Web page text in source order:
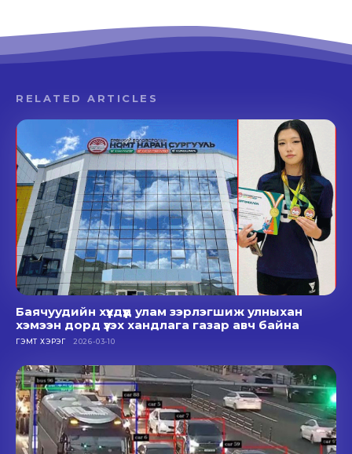
RELATED ARTICLES
Баячуудийн хүүхдүүд улам зэрлэгшиж улныхан
хэмээн дорд үзэх хандлага газар авч байна
ГЭМТ ХЭРЭГ 2026-03-10